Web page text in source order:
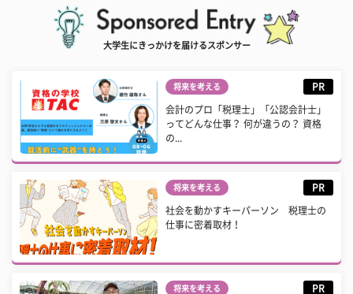
大学生にきっかけを届けるスポンサー
将来を考える PR
会計のプロ「税理士」「公認会計士」
ってどんな仕事？ 何が違うの？ 資格
の...
将来を考える PR
社会を動かすキーパーソン 税理士の
仕事に密着取材！
将来を考える PR